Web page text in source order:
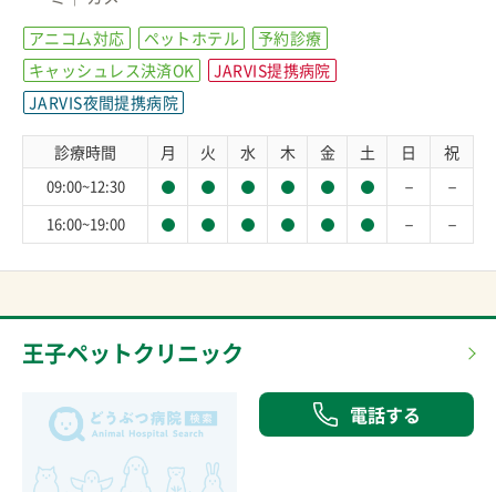
アニコム対応 ペットホテル
予約診療
キャッシュレス決済OK
JARVIS提携病院
JARVIS夜間提携病院
診療時間 月 火 水 木 金 土 日 祝
09:00~12:30 － －
16:00~19:00 － －
王子ペットクリニック
電話する